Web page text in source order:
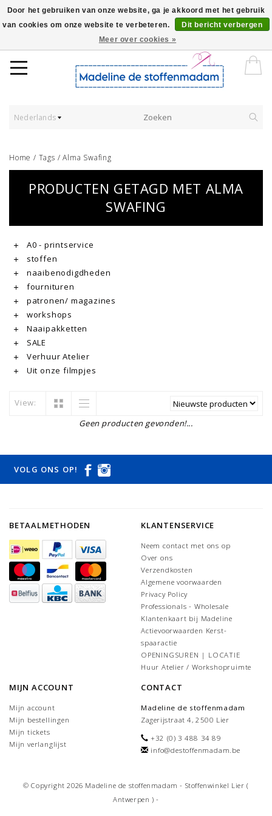
Worldwide Shipping - Onze stoffen worden verkocht per 10 cm.
Nederlands
Home / Tags /Alma Swafing
PRODUCTEN GETAGD MET ALMA
SWAFING
A0 - printservice
stoffen
naaibenodigdheden
fournituren
patronen/ magazines
workshops
Naaipakketten
SALE
Verhuur Atelier
Uit onze filmpjes
View:
Geen producten gevonden!...
VOLG ONS OP!
BETAALMETHODEN KLANTENSERVICE
Neem contact met ons op
Over ons
Verzendkosten
Algemene voorwaarden
Privacy Policy
Professionals - Wholesale
Klantenkaart bij Madeline
Actievoorwaarden Kerst-
spaaractie
OPENINGSUREN | LOCATIE
Huur Atelier / Workshopruimte
MIJN ACCOUNT
Mijn account
Mijn bestellingen
Mijn tickets
Mijn verlanglijst
CONTACT
Madeline de stoffenmadam
Zagerijstraat 4, 2500 Lier
+32 (0) 3 488 34 89
info@destoffenmadam.be
© Copyright 2026 Madeline de stoffenmadam - Stoffenwinkel Lier (
Antwerpen ) -
Door het gebruiken van onze website, ga je akkoord met het gebruik
van cookies om onze website te verbeteren.
Dit bericht verbergen
Meer over cookies »